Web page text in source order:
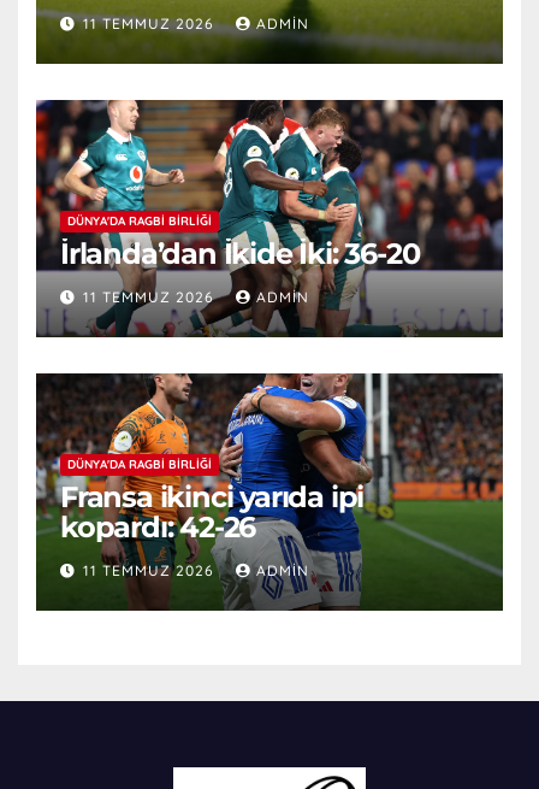
11 TEMMUZ 2026 ADMIN
DÜNYA'DA RAGBI BIRLIĞI
İrlanda’dan İkide İki: 36-20
11 TEMMUZ 2026 ADMIN
DÜNYA'DA RAGBI BIRLIĞI
Fransa ikinci yarıda ipi
kopardı: 42-26
11 TEMMUZ 2026 ADMIN